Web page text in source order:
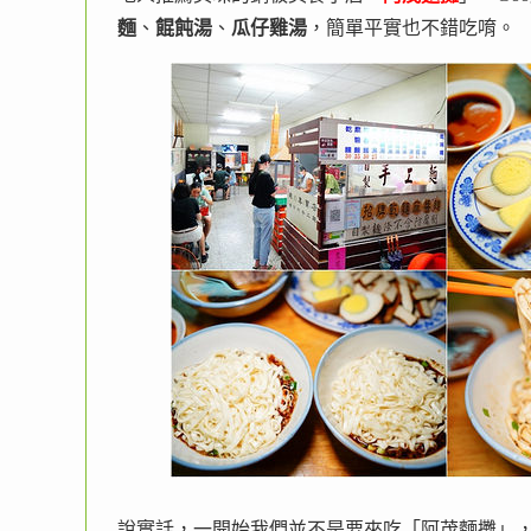
麵 、 餛飩湯 、 瓜仔雞湯 ，簡單平實也不錯吃唷。